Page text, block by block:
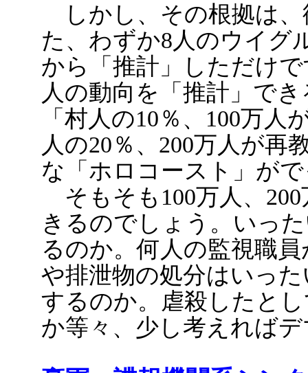
しかし、その根拠は
た、わずか8人のウイグ
から「推計」しただけ
人の動向を「推計」で
「村人の10％、100万
人の20％、200万人が再
な「ホロコースト」が
そもそも100万人、
きるのでしょう。いっ
るのか。何人の監視職
や排泄物の処分はいっ
するのか。虐殺したと
か等々、少し考えれば